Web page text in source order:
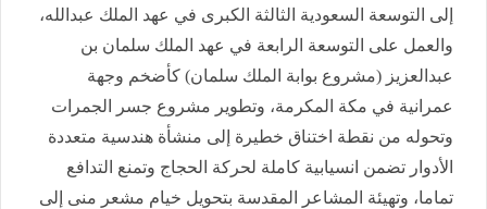
إلى التوسعة السعودية الثالثة الكبرى في عهد الملك عبدالله،
والعمل على التوسعة الرابعة في عهد الملك سلمان بن
عبدالعزيز (مشروع بوابة الملك سلمان) كأضخم وجهة
عمرانية في مكة المكرمة، وتطوير مشروع جسر الجمرات
وتحوله من نقطة اختناق خطيرة إلى منشأة هندسية متعددة
الأدوار تضمن انسيابية كاملة لحركة الحجاج وتمنع التدافع
تماما، وتهيئة المشاعر المقدسة بتحويل خيام مشعر منى إلى